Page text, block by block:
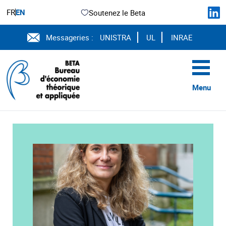
FREN Soutenez le Beta
Messageries : UNISTRA UL INRAE
Menu